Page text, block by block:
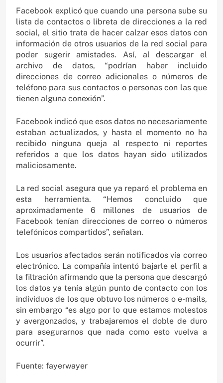
Facebook explicó que cuando una persona sube su
lista de contactos o libreta de direcciones a la red
social, el sitio trata de hacer calzar esos datos con
información de otros usuarios de la red social para
poder sugerir amistades. Así, al descargar el
archivo de datos, “podrían haber incluido
direcciones de correo adicionales o números de
teléfono para sus contactos o personas con las que
tienen alguna conexión”.
Facebook indicó que esos datos no necesariamente
estaban actualizados, y hasta el momento no ha
recibido ninguna queja al respecto ni reportes
referidos a que los datos hayan sido utilizados
maliciosamente.
La red social asegura que ya reparó el problema en
esta herramienta. “Hemos concluido que
aproximadamente 6 millones de usuarios de
Facebook tenían direcciones de correo o números
telefónicos compartidos”, señalan.
Los usuarios afectados serán notificados vía correo
electrónico. La compañía intentó bajarle el perfil a
la filtración afirmando que la persona que descargó
los datos ya tenía algún punto de contacto con los
individuos de los que obtuvo los números o e-mails,
sin embargo “es algo por lo que estamos molestos
y avergonzados, y trabajaremos el doble de duro
para asegurarnos que nada como esto vuelva a
ocurrir”.
Fuente: fayerwayer